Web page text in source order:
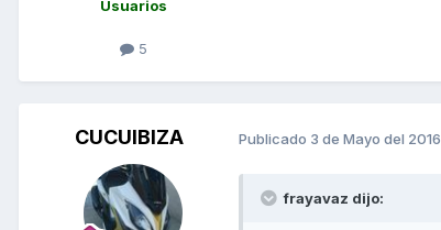
Usuarios
5
CUCUIBIZA Publicado 3 de Mayo del 2016
frayavaz dijo: